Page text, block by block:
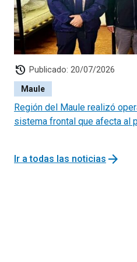
saludables de vida, y la
frutas y hortalizas en la
history Publicado: 20/07/2026
Maule
Región del Maule realizó
sistema frontal que afecta al
Ir a todas las noticias arrow_forward